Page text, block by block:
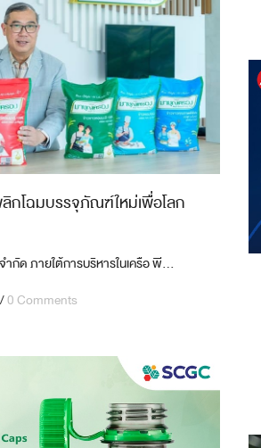
กโฉมบรรจุภัณฑ์ใหม่เพื่อโลก
กัด ภายใต้การบริหารในเครือ พี...
/0 Comments